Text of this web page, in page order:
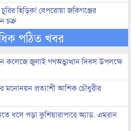
হিড়িক! বেপরোয়া জকিগঞ্জের
চক্র
পঠিত খবর
কলেজে জুলাই গণঅভ্যুত্থান দিবস উপলক্ষে
মনোনয়ন প্রত্যাশী আশিক চৌধুরীর
ধসে পড়া কুশিয়ারাপারে অ্যাড. এমরান